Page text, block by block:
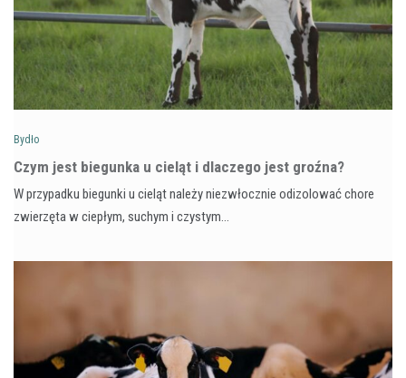
Bydło
Czym jest biegunka u cieląt i dlaczego jest groźna?
W przypadku biegunki u cieląt należy niezwłocznie odizolować chore
zwierzęta w ciepłym, suchym i czystym…